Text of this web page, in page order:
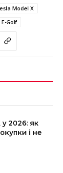
Model X
Golf
2026: як
і не